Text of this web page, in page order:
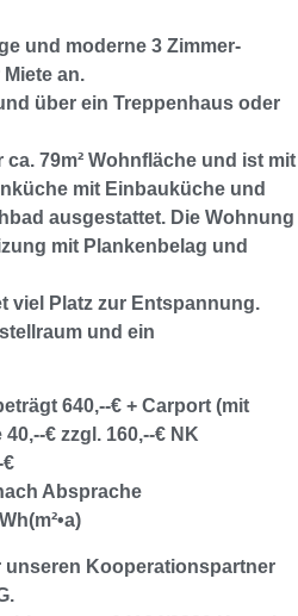
und moderne 3 Zimmer-
an.
über ein Treppenhaus oder
79m² Wohnfläche und ist mit
mit Einbauküche und
ausgestattet. Die Wohnung
mit Plankenbelag und
viel Platz zur Entspannung.
und ein
640,--€ + Carport (mit
€ zzgl. 160,--€ NK
€
Absprache
unseren Kooperationspartner